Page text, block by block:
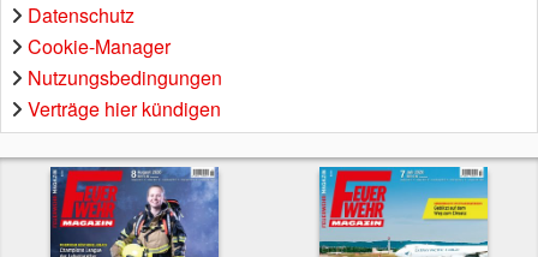
Datenschutz
Cookie-Manager
Nutzungsbedingungen
Verträge hier kündigen